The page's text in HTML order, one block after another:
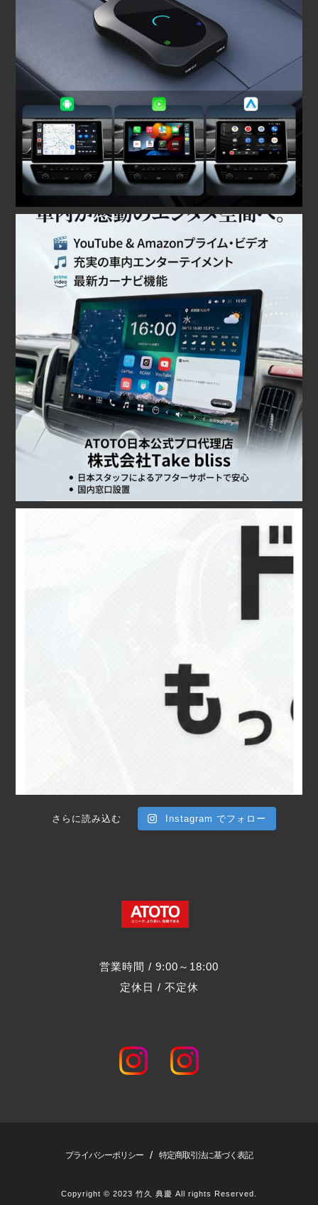
営業時間 / 9:00～18:00
定休日 / 不定休
さらに読み込む Instagram でフォロー
プライバシーポリシー / 特定商取引法に基づく表記
Copyright © 2023 竹久 典慶 All rights Reserved.